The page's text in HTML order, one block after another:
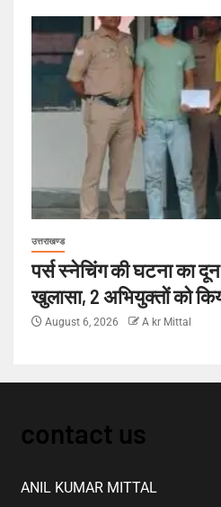
उत्तराखण्ड
पर्स स्नेचिंग की घटना का
खुलासा, 2 अभियुक्तों को
August 6, 2026 A kr Mittal
contact us
ANIL KUMAR MITTAL